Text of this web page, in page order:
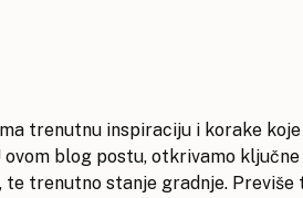
trenutnu inspiraciju i korake
ovom blog postu, otkrivamo
trenutno stanje gradnje. Previše